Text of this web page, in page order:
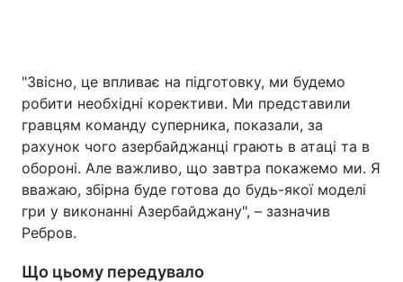
"Звісно, це впливає на підготовку, ми будемо
робити необхідні корективи. Ми представили
гравцям команду суперника, показали, за
рахунок чого азербайджанці грають в атаці та в
обороні. Але важливо, що завтра покажемо ми. Я
вважаю, збірна буде готова до будь-якої моделі
гри у виконанні Азербайджану", – зазначив
Ребров.
Що цьому передувало